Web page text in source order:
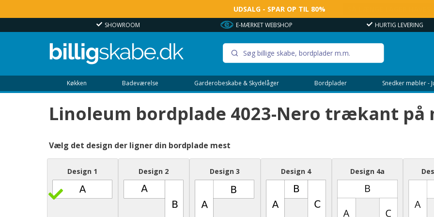
UDSALG - SPAR OP TIL 80%
E-MÆRKET WEBSHOP HURTIG LEVERING OVER 100.000 GLADE
Køkken Badeværelse Garderobeskabe & Skydelåger Bordplader Snedker møbler -
Linoleum bordplade 4023-Nero trækant på
Vælg det design der ligner din bordplade mest
Design 1 Design 2 Design 3 Design 4 Design 4a